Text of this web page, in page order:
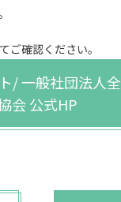
ご確認ください。
/ 一般社団法人全
会 公式HP